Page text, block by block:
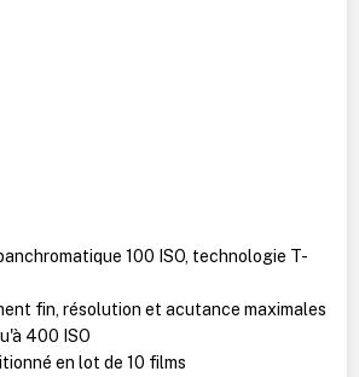
100 ISO, technologie T-
fin, résolution et acutance maximales
400 ISO
en lot de 10 films